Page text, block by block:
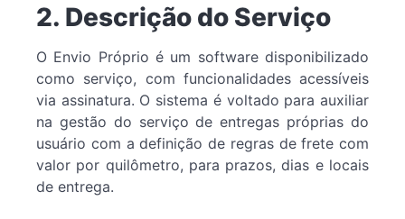
2. Descrição do Serviço
O Envio Próprio é um software disponibilizado
como serviço, com funcionalidades acessíveis
via assinatura. O sistema é voltado para auxiliar
na gestão do serviço de entregas próprias do
usuário com a definição de regras de frete com
valor por quilômetro, para prazos, dias e locais
de entrega.